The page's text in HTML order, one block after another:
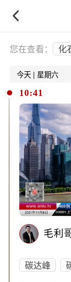
您在查看： 化
今天 | 星期六
10:41
毛利
碳达峰